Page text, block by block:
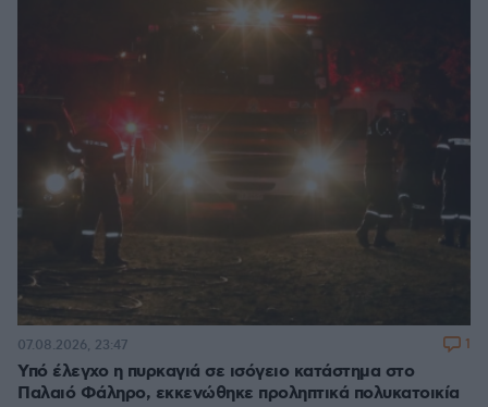
Υπό έλεγχο η πυρκαγιά σε ισόγειο κατάστημα στο
Παλαιό Φάληρο, εκκενώθηκε προληπτικά πολυκατοικία
07.08.2026, 23:47 1